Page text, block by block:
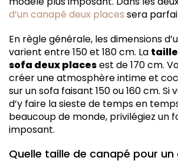
d’un canapé deux places sera
En règle générale, les dimensions
varient entre 150 et 180 cm. La
sofa deux placesest de 170 cm.
créer une atmosphère intime et
sur un sofa faisant 150 ou 160 cm. Si
d’y faire la sieste de temps en
beaucoup de monde, privilégiez un
imposant.
Quelle taille de canapé pour un